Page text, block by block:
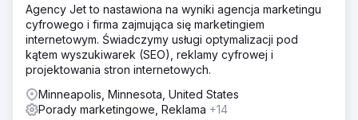
Agency Jet to nastawiona na wyniki agencja marketingu
cyfrowego i firma zajmująca się marketingiem
internetowym. Świadczymy usługi optymalizacji pod
kątem wyszukiwarek (SEO), reklamy cyfrowej i
projektowania stron internetowych.
Minneapolis, Minnesota, United States
Porady marketingowe, Reklama +14